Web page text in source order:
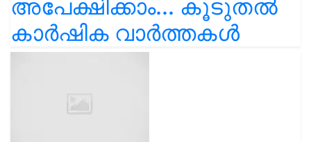
അപേക്ഷിക്കാം... കൂടുതൽ
കാർഷിക വാർത്തകൾ